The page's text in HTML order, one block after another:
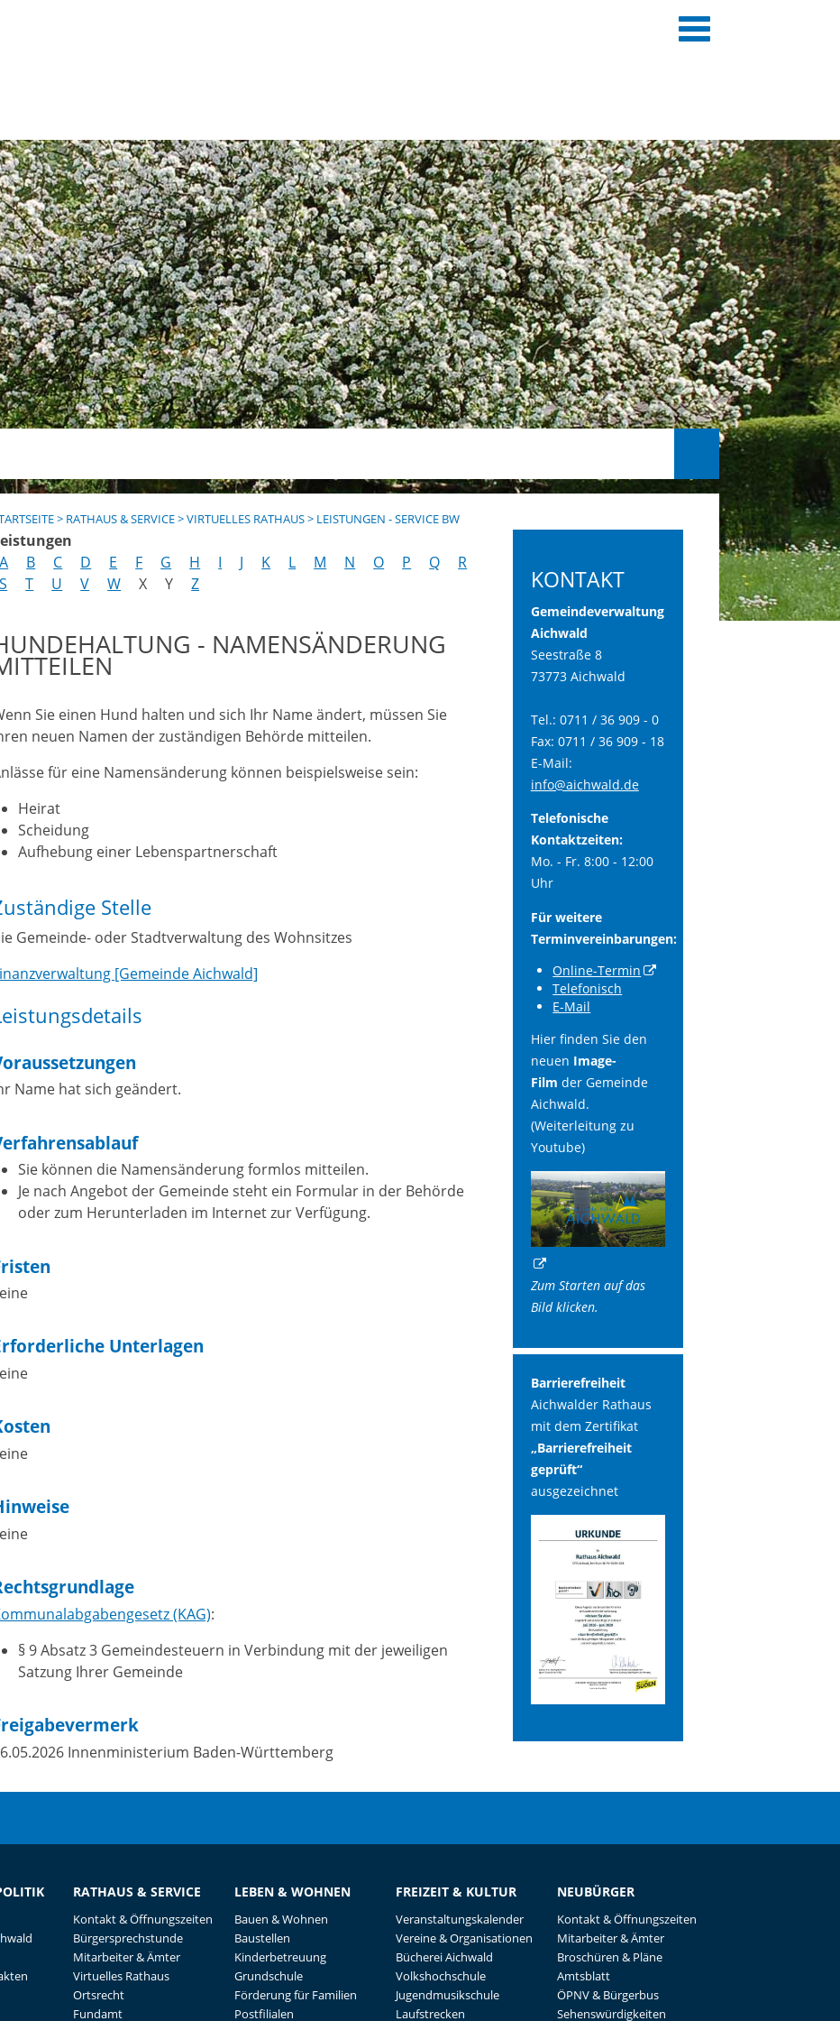
> RATHAUS & SERVICE>VIRTUELLES RATHAUS> LEISTUNGEN - SERVICE BW
A
B C D E F G H I J K L M N O P Q
R
S
T U V W X Y Z
- NAMENSÄNDERUNG
Sie einen Hund halten und sich Ihr Name ändert, müssen Sie
neuen Namen der zuständigen Behörde mitteilen.
für eine Namensänderung können beispielsweise sein:
Heirat
Scheidung
Aufhebung einer Lebenspartnerschaft
Stelle
Gemeinde- oder Stadtverwaltung des Wohnsitzes
[Gemeinde Aichwald]
Name hat sich geändert.
Sie können die Namensänderung formlos mitteilen.
Je nach Angebot der Gemeinde steht ein Formular in der Behörde
oder zum Herunterladen im Internet zur Verfügung.
Unterlagen
(KAG):
§ 9 Absatz 3 Gemeindesteuern in Verbindung mit der jeweiligen
Satzung Ihrer Gemeinde
Innenministerium Baden-Württemberg
KONTAKT
Gemeindeverwaltung
Aichwald
Seestraße 8
73773 Aichwald
Tel.: 0711 / 36 909 - 0
Fax: 0711 / 36 909 - 18
E-Mail:
info@aichwald.de
Telefonische
Kontaktzeiten:
Mo. - Fr. 8:00 - 12:00
Uhr
Für weitere
Terminvereinbarungen:
Online-Termin
Telefonisch
E-Mail
Hier finden Sie den
neuen Image-
Film der Gemeinde
Aichwald.
(Weiterleitung zu
Youtube)
Zum Starten auf das
Bild klicken.
Barrierefreiheit
Aichwalder Rathaus
mit dem Zertifikat
„Barrierefreiheit
geprüft“
ausgezeichnet
RATHAUS & SERVICE
Kontakt & Öffnungszeiten
Bürgersprechstunde
Mitarbeiter & Ämter
Virtuelles Rathaus
Ortsrecht
Fundamt
LEBEN & WOHNEN
Bauen & Wohnen
Baustellen
Kinderbetreuung
Grundschule
Förderung für Familien
Postfilialen
FREIZEIT & KULTUR
Veranstaltungskalender
Vereine & Organisationen
Bücherei Aichwald
Volkshochschule
Jugendmusikschule
Laufstrecken
NEUBÜRGER
Kontakt & Öffnungszeiten
Mitarbeiter & Ämter
Broschüren & Pläne
Amtsblatt
ÖPNV & Bürgerbus
Sehenswürdigkeiten